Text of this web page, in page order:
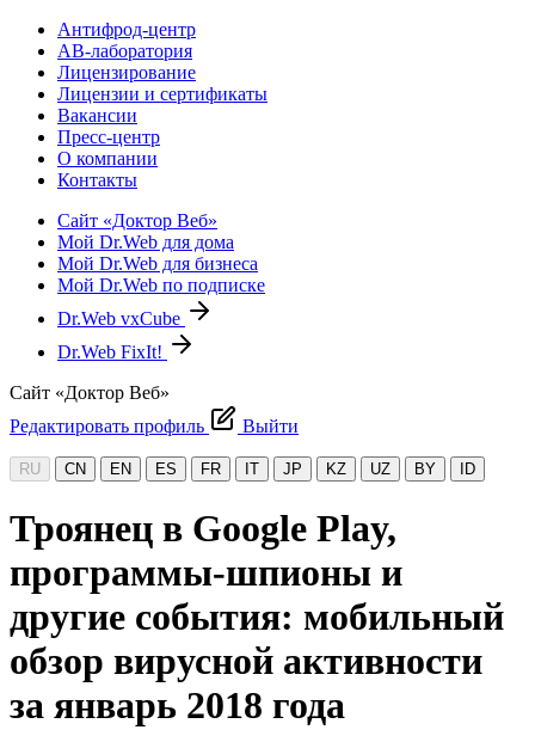
Антифрод-центр
АВ-лаборатория
Лицензирование
Лицензии и сертификаты
Вакансии
Пресс-центр
О компании
Контакты
Сайт «Доктор Веб»
Мой Dr.Web для дома
Мой Dr.Web для бизнеса
Мой Dr.Web по подписке
Dr.Web vxCube
Dr.Web FixIt!
Сайт «Доктор Веб»
Редактировать профиль
Выйти
RU CN EN ES FR IT JP KZ UZ BY ID
Троянец в Google Play,
программы-шпионы и
другие события: мобильный
обзор вирусной активности
за январь 2018 года